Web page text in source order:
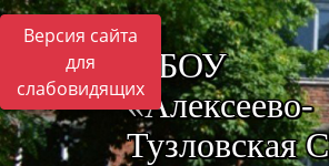
Версия сайта
для
слабовидящих
МБОУ
«Алексеево-